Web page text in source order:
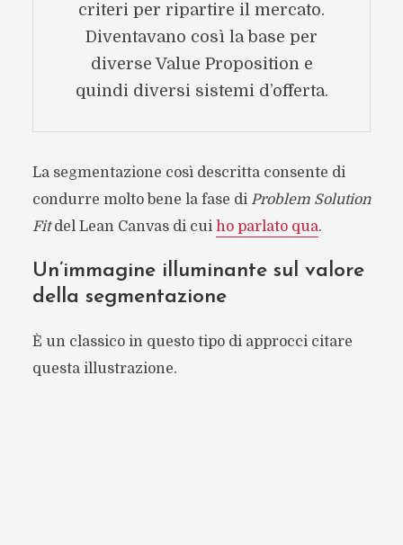
criteri per ripartire il mercato.
Diventavano così la base per
diverse Value Proposition e
quindi diversi sistemi d’offerta.
La segmentazione così descritta consente di
condurre molto bene la fase di Problem Solution
Fitdel Lean Canvas di cui ho parlato qua.
Un’immagine illuminante sul valore
della segmentazione
È un classico in questo tipo di approcci citare
questa illustrazione.